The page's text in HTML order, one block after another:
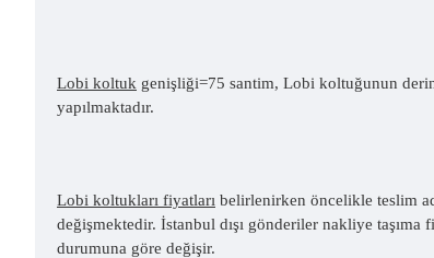
Lobi koltuk genişliği=75 santim, Lobi koltuğunun
yapılmaktadır.
Lobi koltukları fiyatları belirlenirken öncelikle teslim
değişmektedir. İstanbul dışı gönderiler nakliye taşıma
durumuna göre değişir.